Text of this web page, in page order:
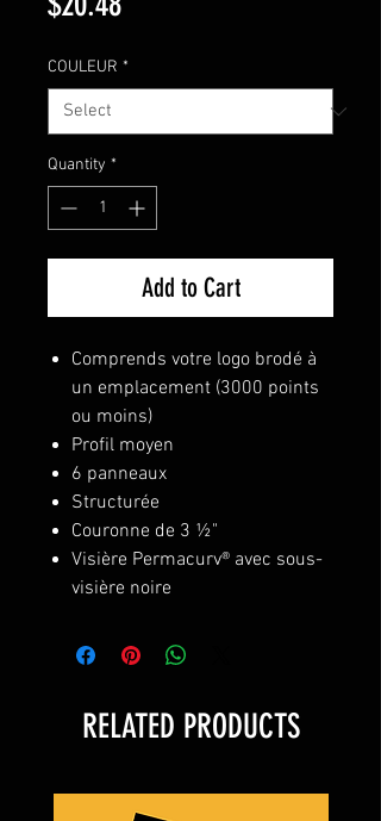
COULEUR *
Quantity *
Add to Cart
Comprends votre logo brodé à
un emplacement (3000 points
ou moins)
Profil moyen
6 panneaux
Structurée
Couronne de 3 ½"
Visière Permacurv® avec sous-
visière noire
RELATED PRODUCTS